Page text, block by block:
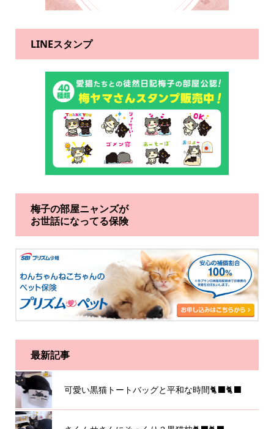
LINEスタンプ
梅子の部屋ニャンズが
お世話になってる保険
最新記事
可愛い黒猫トートバッグと平和な時間🐈‍⬛🐈‍⬛